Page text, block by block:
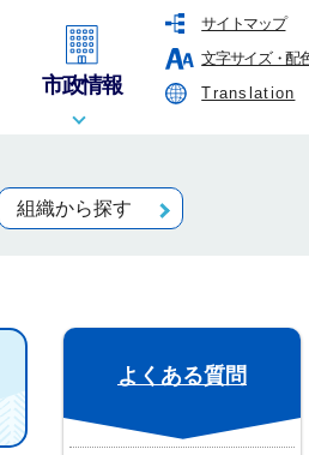
サイトマップ
文字サイズ・配
Translation
市政情報
組織から探す
よくある質問